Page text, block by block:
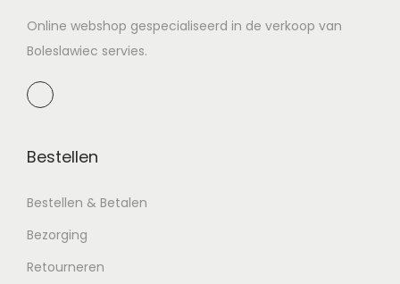
Online webshop gespecialiseerd in de verkoop van
Boleslawiec servies.
Bestellen
Bestellen & Betalen
Bezorging
Retourneren